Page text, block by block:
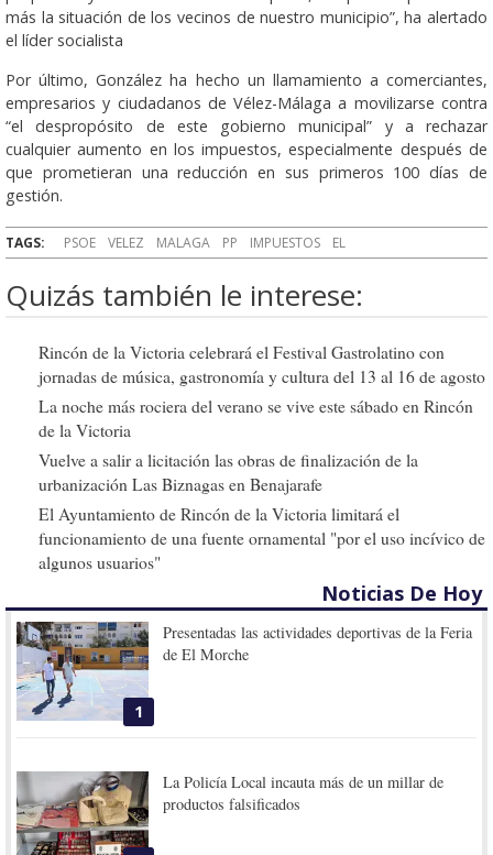
más la situación de los vecinos de nuestro municipio”, ha alertado
el líder socialista
Por último, González ha hecho un llamamiento a comerciantes,
empresarios y ciudadanos de Vélez-Málaga a movilizarse contra
“el despropósito de este gobierno municipal” y a rechazar
cualquier aumento en los impuestos, especialmente después de
que prometieran una reducción en sus primeros 100 días de
gestión.
TAGS: PSOE VELEZ MALAGA PP IMPUESTOS EL
Quizás también le interese:
Rincón de la Victoria celebrará el Festival Gastrolatino con
jornadas de música, gastronomía y cultura del 13 al 16 de agosto
La noche más rociera del verano se vive este sábado en Rincón
de la Victoria
Vuelve a salir a licitación las obras de finalización de la
urbanización Las Biznagas en Benajarafe
El Ayuntamiento de Rincón de la Victoria limitará el
funcionamiento de una fuente ornamental "por el uso incívico de
algunos usuarios"
Noticias De Hoy
1
Presentadas las actividades deportivas de la Feria
de El Morche
La Policía Local incauta más de un millar de
productos falsificados